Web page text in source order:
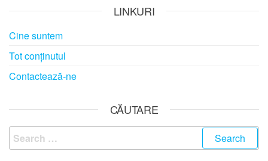
LINKURI
Cine suntem
Tot conținutul
Contactează-ne
CĂUTARE
Search
for: